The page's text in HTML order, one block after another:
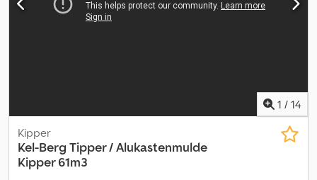
1 / 14
Kipper
Kel-Berg Tipper / Alukastenmulde
Kipper 61m3